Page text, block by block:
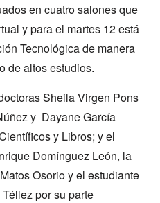
en cuatro salones que
y para el martes 12 está
Tecnológica de manera
de altos estudios.
Sheila Virgen Pons
y Dayane García
y Libros; y el
Domínguez León, la
Osorio y el estudiante
por su parte